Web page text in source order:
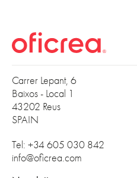
Carrer Lepant, 6
Baixos - Local 1
43202 Reus
SPAIN
Tel: +34 605 030 842
info@oficrea.com